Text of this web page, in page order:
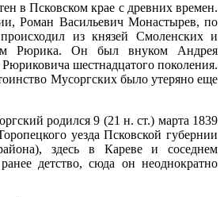
в Псковском крае с древних времен.
Роман Васильевич Монастырев, по
из князей Смоленских и
Рюрика. Он был внуком Андрея
шестнадцатого поколения.
Мусоргских было утеряно еще
родился 9 (21 н. ст.) марта 1839
уезда Псковской губернии
здесь в Кареве и соседнем
детство, сюда он неоднократно